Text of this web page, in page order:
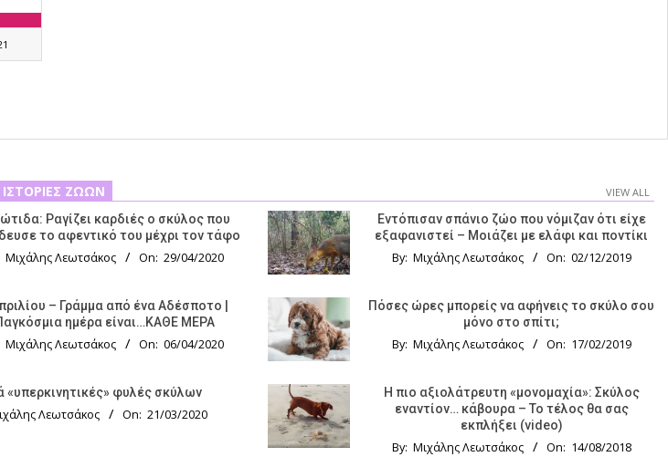
ΙΣΤΟΡΊΕΣ ΖΏΩΝ VIEW ALL
Ραγίζει καρδιές ο σκύλος που
το αφεντικό του μέχρι τον τάφο
Μιχάλης Λεωτσάκος On: 29/04/2020
– Γράμμα από ένα Αδέσποτο |
ημέρα είναι…ΚΑΘΕ ΜΕΡΑ
Μιχάλης Λεωτσάκος On: 06/04/2020
«υπερκινητικές» φυλές σκύλων
Λεωτσάκος On: 21/03/2020
Εντόπισαν σπάνιο ζώο που νόμιζαν ότι είχε
εξαφανιστεί – Μοιάζει με ελάφι και ποντίκι
By: Μιχάλης Λεωτσάκος On: 02/12/2019
Πόσες ώρες μπορείς να αφήνεις το σκύλο σου
μόνο στο σπίτι;
By: Μιχάλης Λεωτσάκος On: 17/02/2019
Η πιο αξιολάτρευτη «μονομαχία»: Σκύλος
εναντίον… κάβουρα – Το τέλος θα σας
εκπλήξει (video)
By: Μιχάλης Λεωτσάκος On: 14/08/2018